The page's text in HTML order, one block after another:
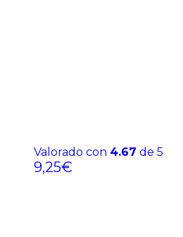
Valorado con 4.67 de 5
9,25€